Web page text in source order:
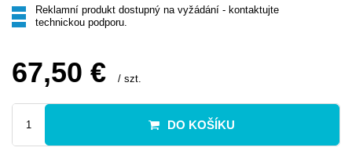
Reklamní produkt dostupný na vyžádání - kontaktujte
technickou podporu.
67,50 € / szt.
DO KOŠÍKU